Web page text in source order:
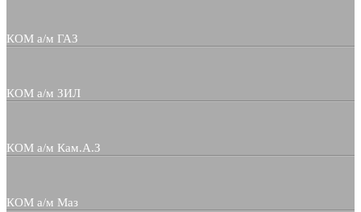
КОМ а/м ГАЗ
КОМ а/м ЗИЛ
КОМ а/м Кам.А.З
КОМ а/м Маз